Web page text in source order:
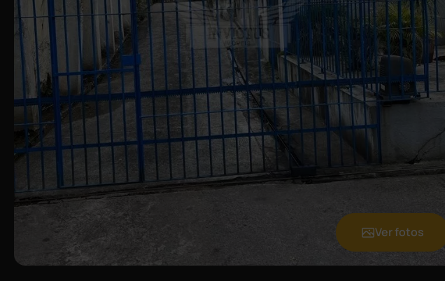
Ver fotos